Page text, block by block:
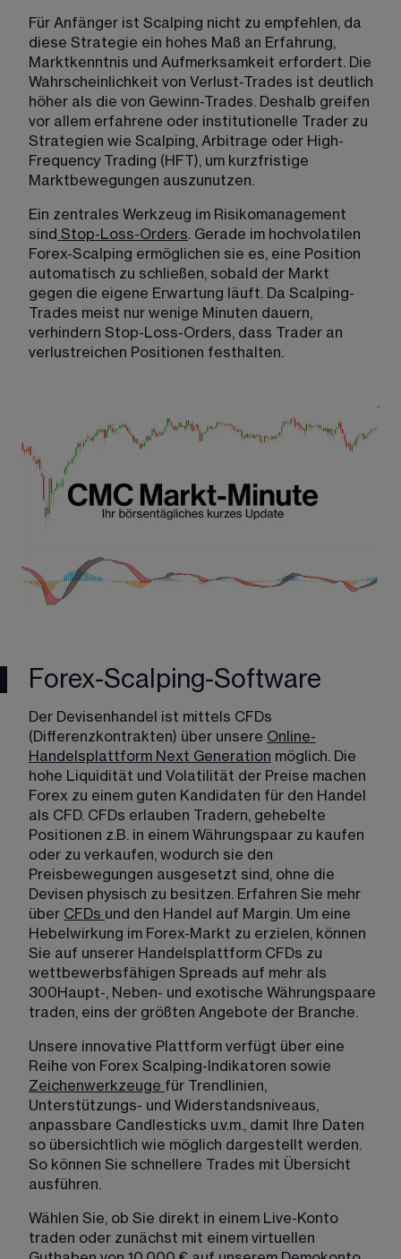
Für Anfänger ist Scalping nicht zu empfehlen, da
diese Strategie ein hohes Maß an Erfahrung,
Marktkenntnis und Aufmerksamkeit erfordert. Die
Wahrscheinlichkeit von Verlust-Trades ist deutlich
höher als die von Gewinn-Trades. Deshalb greifen
vor allem erfahrene oder institutionelle Trader zu
Strategien wie Scalping, Arbitrage oder High-
Frequency Trading (HFT), um kurzfristige
Marktbewegungen auszunutzen.
Ein zentrales Werkzeug im Risikomanagement
sind Stop-Loss-Orders. Gerade im hochvolatilen
Forex-Scalping ermöglichen sie es, eine Position
automatisch zu schließen, sobald der Markt
gegen die eigene Erwartung läuft. Da Scalping-
Trades meist nur wenige Minuten dauern,
verhindern Stop-Loss-Orders, dass Trader an
verlustreichen Positionen festhalten.
Forex-Scalping-Software
Der Devisenhandel ist mittels CFDs
(Differenzkontrakten) über unsere Online-
Handelsplattform Next Generation ​ möglich. Die
hohe Liquidität und Volatilität der Preise machen
Forex zu einem guten Kandidaten für den Handel
als CFD. CFDs erlauben Tradern, gehebelte
Positionen z.B. in einem Währungspaar zu kaufen
oder zu verkaufen, wodurch sie den
Preisbewegungen ausgesetzt sind, ohne die
Devisen physisch zu besitzen. Erfahren Sie mehr
über CFDs und den Handel auf Margin. Um eine
Hebelwirkung im Forex-Markt zu erzielen, können
Sie auf unserer Handelsplattform CFDs zu
wettbewerbsfähigen Spreads auf mehr als
300Haupt-, Neben- und exotische Währungspaare
traden, eins der größten Angebote der Branche.
Unsere innovative Plattform verfügt über eine
Reihe von Forex Scalping-Indikatoren sowie
Zeichenwerkzeuge für Trendlinien,
Unterstützungs- und Widerstandsniveaus,
anpassbare Candlesticks u.v.m., damit Ihre Daten
so übersichtlich wie möglich dargestellt werden.
So können Sie schnellere Trades mit Übersicht
ausführen.
Wählen Sie, ob Sie direkt in einem Live-Konto
traden oder zunächst mit einem virtuellen